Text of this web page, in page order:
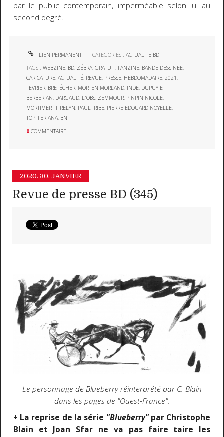
par le public contemporain, imperméable selon lui au
second degré.
LIEN PERMANENT CATÉGORIES :ACTUALITE BD
TAGS :WEBZINE, BD, ZÉBRA,GRATUIT, FANZINE, BANDE-DESSINÉE,
CARICATURE,ACTUALITÉ, REVUE, PRESSE, HEBDOMADAIRE,2021,
FÉVRIER, BRETÉCHER, MORTEN MORLAND, INDE, DUPUY ET
BERBERIAN, DARGAUD, L'OBS, ZEMMOUR, PINPIN NICOLE,
MORTIMER FIFRELYN, PAUL IRIBE, PIERRE-EDOUARD NOYELLE,
TOPFFERIANA, BNF
0 COMMENTAIRE
2020. 30. JANVIER
Revue de presse BD (345)
Le personnage de Blueberry réinterprété par C. Blain
dans les pages de "Ouest-France".
+ La reprise de la série "Blueberry"par Christophe
Blain et Joan Sfar ne va pas faire taire les